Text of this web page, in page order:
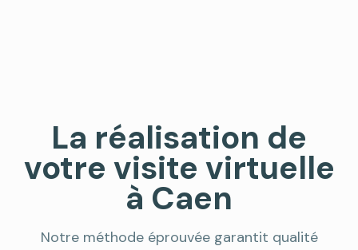
La réalisation de
votre visite virtuelle
à Caen
Notre méthode éprouvée garantit qualité